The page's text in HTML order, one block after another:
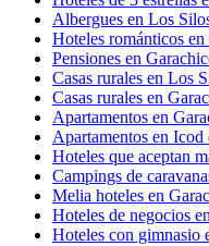
Albergues en Los
Hoteles románticos
Pensiones en
Casas rurales en Los
Casas rurales en
Apartamentos en
Apartamentos en
Hoteles que aceptan
Campings de
Melia hoteles en
Hoteles de negocios
Hoteles con gimnasio